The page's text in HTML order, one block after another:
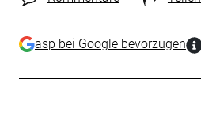
asp bei Google bevorzugen